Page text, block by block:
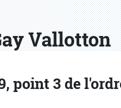
Vallotton
point 3 de